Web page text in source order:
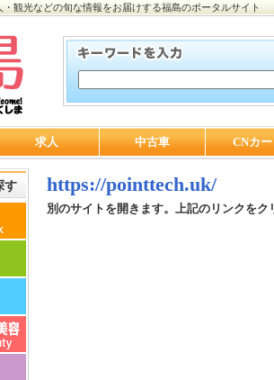
観光などの旬な情報をお届けする福島のポータルサイト
求人 中古車 CNカ
す https://pointtech.uk/
別のサイトを開きます。上記のリンクをク